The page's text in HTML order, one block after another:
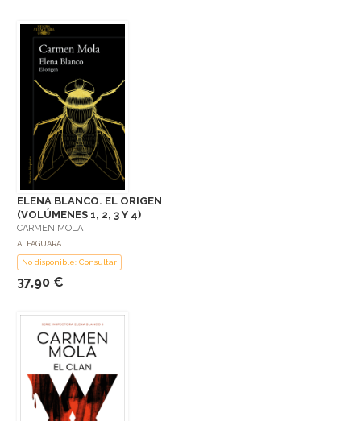
ELENA BLANCO. EL ORIGEN
(VOLÚMENES 1, 2, 3 Y 4)
CARMEN MOLA
ALFAGUARA
No disponible: Consultar
37,90 €